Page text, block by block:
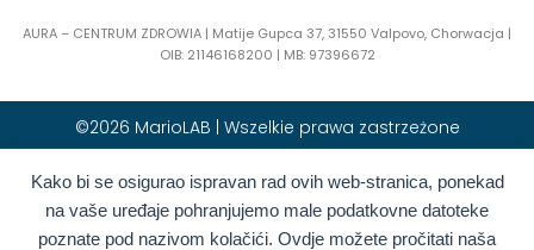
Kako bi se osigurao ispravan rad ovih web-stranica, ponekad
na vaše uređaje pohranjujemo male podatkovne datoteke
poznate pod nazivom kolačići. Ovdje možete pročitati naša
AURA – CENTRUM ZDROWIA | Matije Gupca 37, 31550 Valpovo, Chorwacja |
OIB: 21146168200 | MB: 97396672
©2026 MarioLAB | Wszelkie prawa zastrzeżone
Hrvatski(Chorwacki ) English(Angielski)
Deutsch(Niemiecki)
Polski